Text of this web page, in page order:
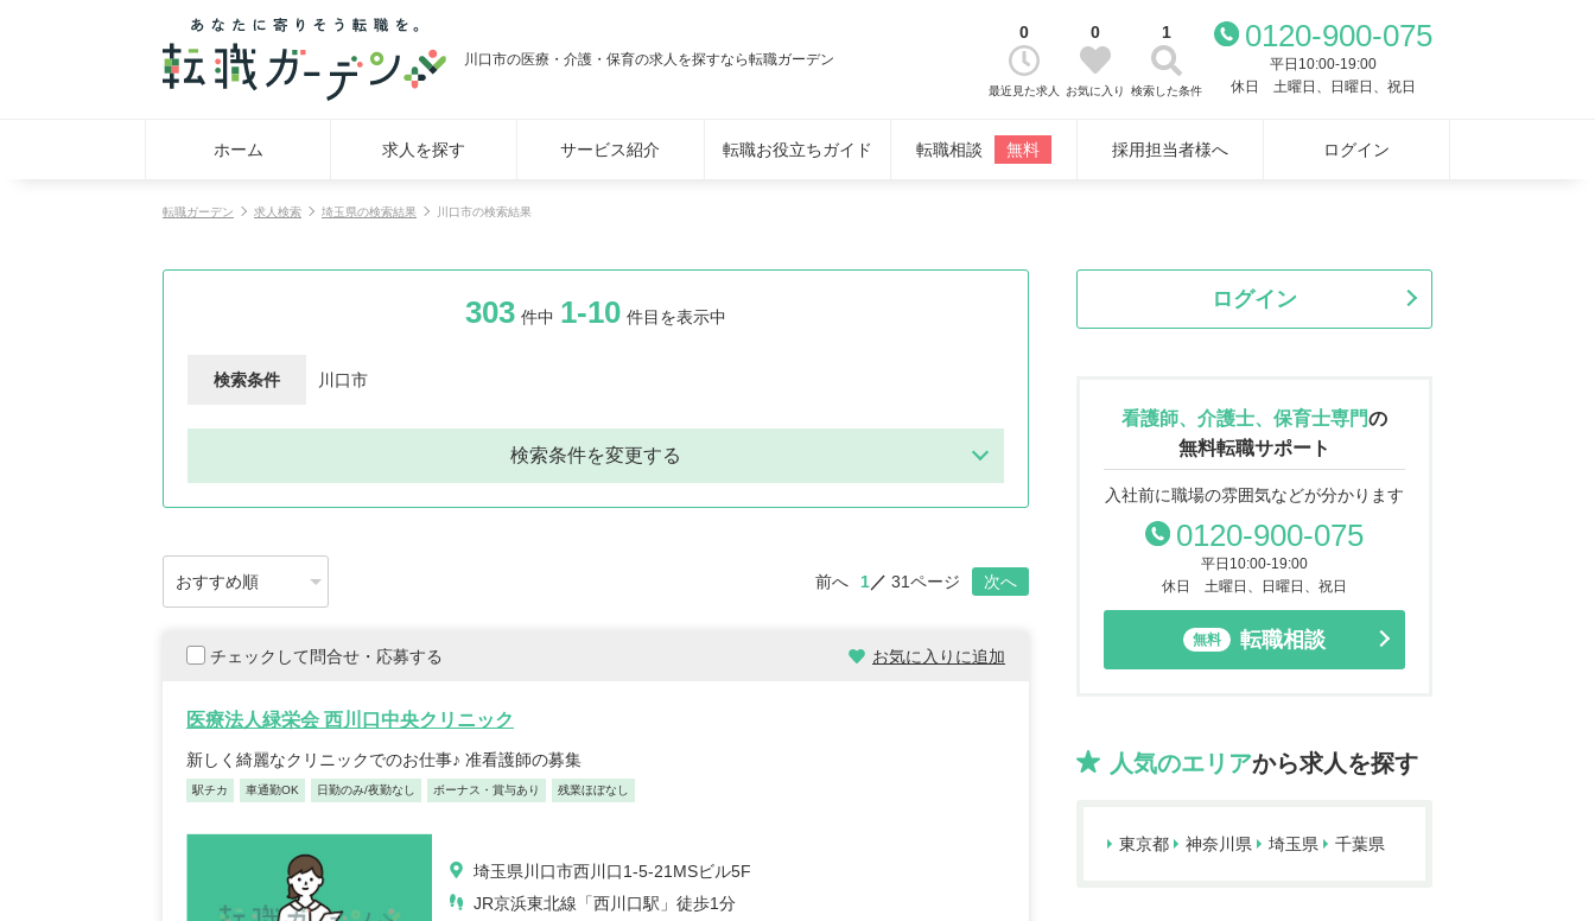
川口市の医療・介護・保育の求人を探すなら転職ガーデン
0
最近見た求人
0
お気に入り
1
検索した条件
0120-900-075
平日10:00-19:00
休日 土曜日、日曜日、祝日
ホーム 求人を探す サービス紹介 転職お役立ちガイド 転職相談 無料 採用担当者様へ ログイン
転職ガーデン 求人検索 埼玉県の検索結果 川口市の検索結果
303 件中 1-10 件目を表示中
検索条件 川口市
検索条件を変更する
前へ 1 31ページ 次へ
チェックして問合せ・応募する お気に入りに追加
医療法人緑栄会 西川口中央クリニック
新しく綺麗なクリニックでのお仕事♪ 准看護師の募集
駅チカ 車通勤OK 日勤のみ/夜勤なし ボーナス・賞与あり 残業ほぼなし
埼玉県川口市西川口1-5-21MSビル5F
JR京浜東北線「西川口駅」徒歩1分
ログイン
看護師、介護士、保育士専門の
無料転職サポート
入社前に職場の雰囲気などが分かります
0120-900-075
平日10:00-19:00
休日 土曜日、日曜日、祝日
無料 転職相談
人気のエリアから求人を探す
東京都 神奈川県 埼玉県 千葉県